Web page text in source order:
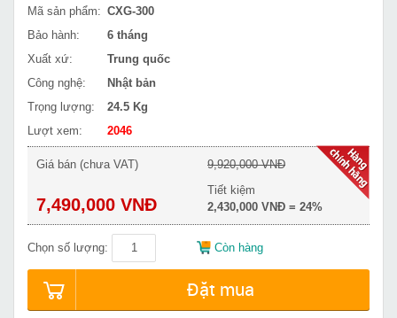
Mã sản phẩm: CXG-300
Bảo hành:
6 tháng
Xuất xứ:
Trung quốc
Công nghệ:
Nhật bản
Trọng lượng:
24.5 Kg
Lượt xem:
2046
Giá bán (chưa VAT)
7,490,000 VNĐ
9,920,000 VNĐ
Tiết kiệm
2,430,000 VNĐ = 24%
Chọn số lượng: Còn hàng
Đặt mua